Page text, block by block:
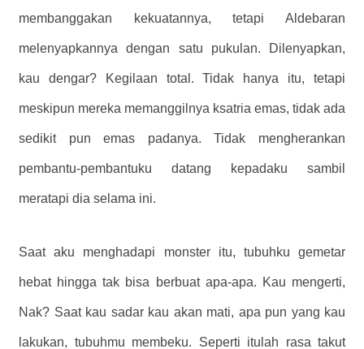
membanggakan kekuatannya, tetapi Aldebaran
melenyapkannya dengan satu pukulan. Dilenyapkan,
kau dengar? Kegilaan total. Tidak hanya itu, tetapi
meskipun mereka memanggilnya ksatria emas, tidak ada
sedikit pun emas padanya. Tidak mengherankan
pembantu-pembantuku datang kepadaku sambil
meratapi dia selama ini.
Saat aku menghadapi monster itu, tubuhku gemetar
hebat hingga tak bisa berbuat apa-apa. Kau mengerti,
Nak? Saat kau sadar kau akan mati, apa pun yang kau
lakukan, tubuhmu membeku. Seperti itulah rasa takut